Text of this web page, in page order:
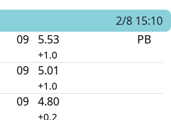
2/8 15:10
09 5.53
+1.0
PB
09 5.01
+1.0
09 4.80
+0.2